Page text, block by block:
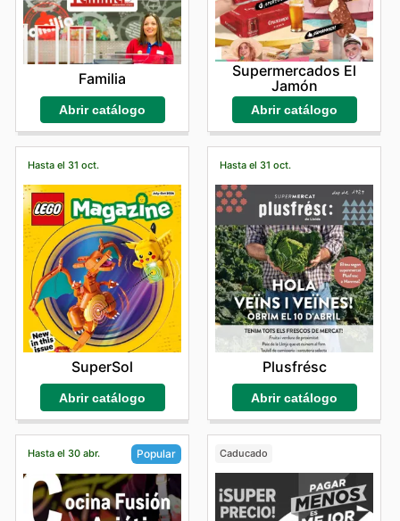
Familia
Abrir catálogo
Supermercados El
Jamón
Abrir catálogo
Hasta el 31 oct.
SuperSol
Abrir catálogo
Hasta el 31 oct.
Plusfrésc
Abrir catálogo
Hasta el 30 abr. Popular Caducado